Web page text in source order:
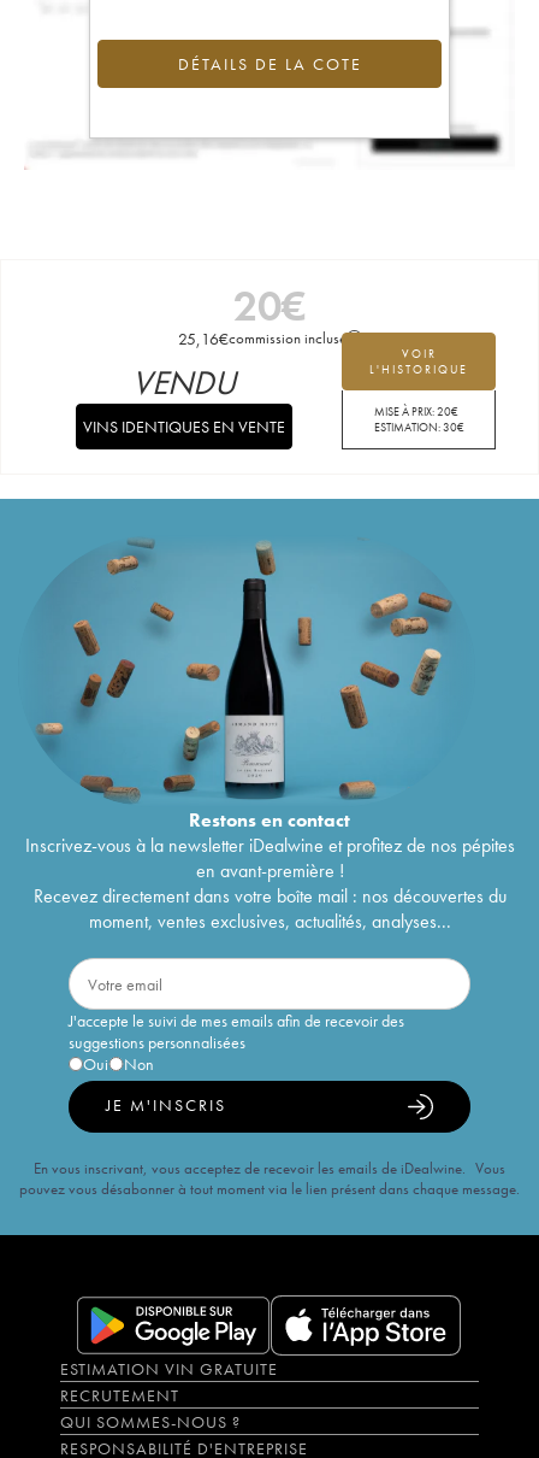
DÉTAILS DE LA COTE
20€
25,16€commission incluse
VOIR
L'HISTORIQUE
MISE À PRIX:20€
ESTIMATION:30€
VENDU
VINS IDENTIQUES EN VENTE
Restons encontact
Inscrivez-vous à la newsletter iDealwine et profitez de nos pépites
en avant-première !
Recevez directement dans votre boîte mail : nos découvertes du
moment, ventes exclusives, actualités, analyses...
J'accepte le suivi de mes emails afin de recevoir des
suggestions personnalisées
Oui
Non
JE M'INSCRIS
En vous inscrivant, vous acceptez de recevoir les emails de iDealwine. Vous
pouvez vous désabonner à tout moment via le lien présent dans chaque message.
ESTIMATION VIN GRATUITE
RECRUTEMENT
QUI SOMMES-NOUS ?
RESPONSABILITÉ D'ENTREPRISE